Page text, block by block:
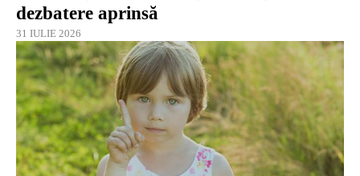
dezbatere aprinsă
31 IULIE 2026